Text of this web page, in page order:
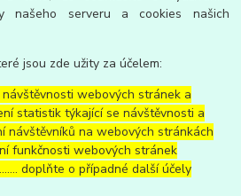
našeho serveru a cookies našich
jsou zde užity za účelem:
návštěvnosti webových stránek a
statistik týkající se návštěvnosti a
návštěvníků na webových stránkách
funkčnosti webových stránek
doplňte o případné další účely